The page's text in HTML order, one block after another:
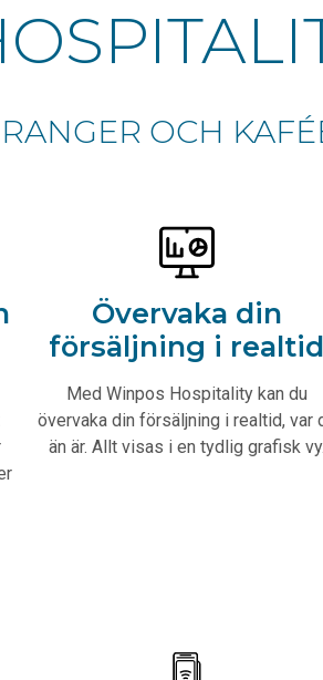
OCH
Övervaka din
försäljning i realtid
Med Winpos Hospitality kan du
övervaka din försäljning i realtid, var
än är. Allt visas i en tydlig grafisk vy.